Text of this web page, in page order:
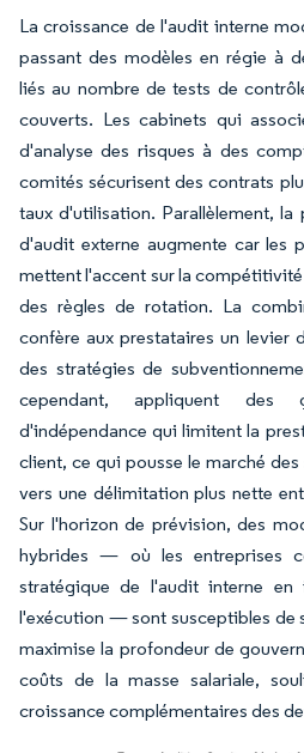
La croissance de l'audit interne
passant des modèles en régie à
liés au nombre de tests de
couverts. Les cabinets qui
d'analyse des risques à des
comités sécurisent des contrats
taux d'utilisation. Parallèlement, la
d'audit externe augmente car les
mettent l'accent sur la
des règles de rotation. La
confère aux prestataires un levier
des stratégies de
cependant, appliquent des
d'indépendance qui limitent la
client, ce qui pousse le marché
vers une délimitation plus nette
Sur l'horizon de prévision, des
hybrides — où les entreprises
stratégique de l'audit interne en
l'exécution — sont susceptibles de
maximise la profondeur de
coûts de la masse salariale,
croissance complémentaires des